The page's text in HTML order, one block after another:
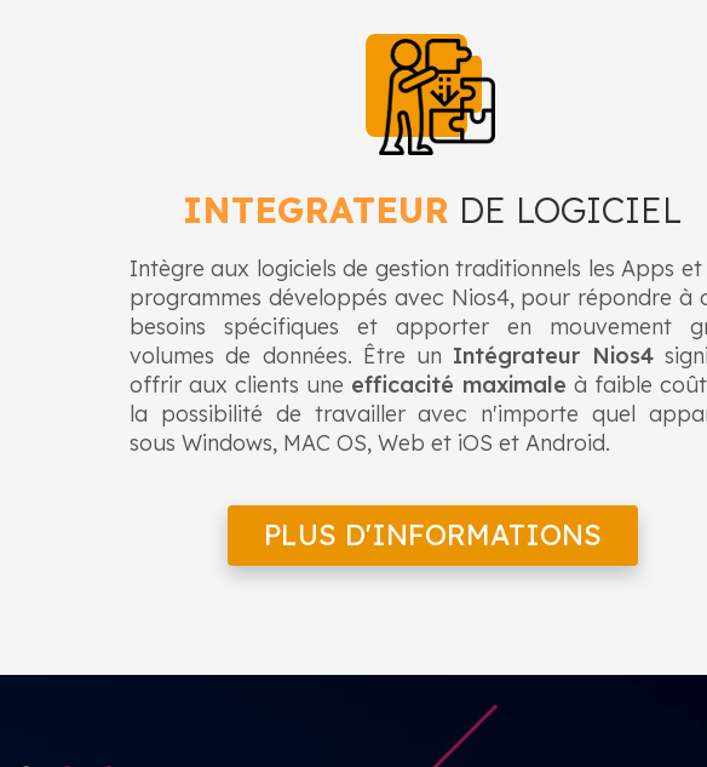
INTEGRATEUR DE LOGICIEL
Intègre aux logiciels de gestion traditionnels les Apps et
programmes développés avec Nios4, pour répondre à
besoins spécifiques et apporter en mouvement
volumes de données. Être un Intégrateur Nios4
offrir aux clients une efficacité maximale à faible
la possibilité de travailler avec n'importe quel
sous Windows, MAC OS, Web et iOS et Android.
PLUS D'INFORMATIONS